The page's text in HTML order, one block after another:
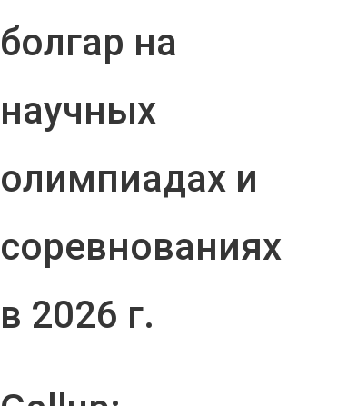
болгар на
научных
олимпиадах и
соревнованиях
в 2026 г.